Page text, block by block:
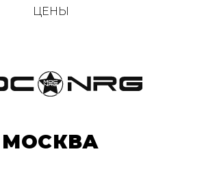
ЦЕНЫ
МОСКВА